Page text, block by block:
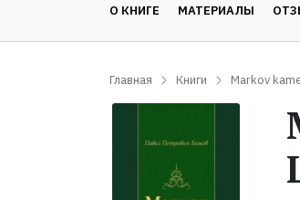
О КНИГЕ МАТЕРИАЛЫ
Главная Книги Markov